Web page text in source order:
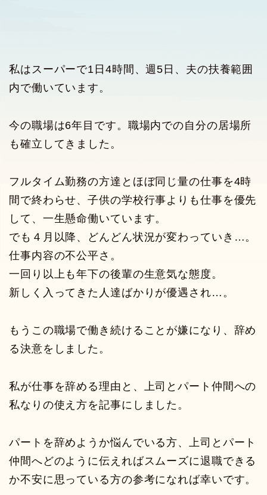
私はスーパーで1日4時間、週5日、夫の扶養範囲
内で働いています。
今の職場は6年目です。職場内での自分の居場所
も確立してきました。
フルタイム勤務の方達とほぼ同じ量の仕事を4時
間で終わらせ、子供の学校行事よりも仕事を優先
して、一生懸命働いています。
でも４月以降、どんどん状況が変わっていき…。
仕事内容の不公平さ。
一回り以上も年下の後輩の生意気な態度。
新しく入ってきた人達ばかりが優遇され…。
もうこの職場で働き続けることが嫌になり、辞め
る決意をしました。
私が仕事を辞める理由と、上司とパート仲間への
私なりの使え方を記事にしました。
パートを辞めようか悩んでいる方、上司とパート
仲間へどのように伝えればスムーズに退職できる
か不安に思っている方の参考になれば幸いです。